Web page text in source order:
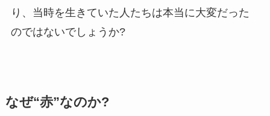
り、当時を生きていた人たちは本当に大変だった
のではないでしょうか?
なぜ“赤”なのか?